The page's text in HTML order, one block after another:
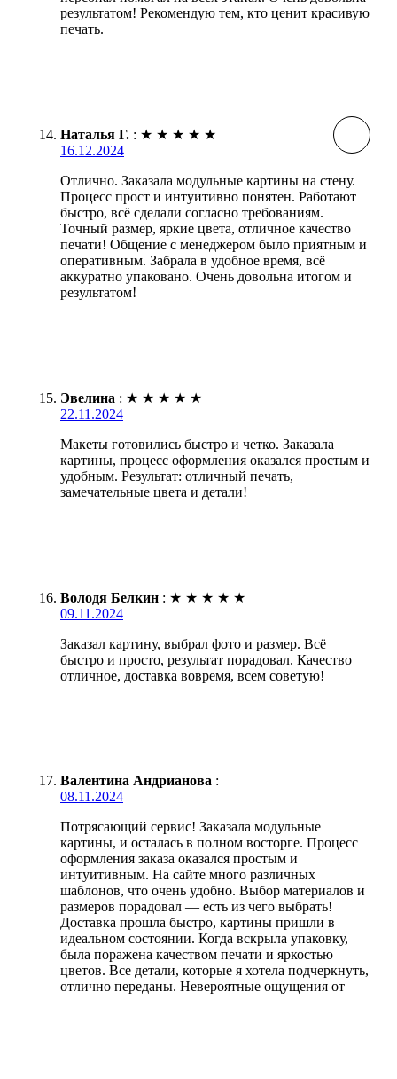
результатом! Рекомендую тем, кто ценит красивую
печать.
Наталья Г. : ★ ★ ★ ★ ★
16.12.2024
Отлично. Заказала модульные картины на стену.
Процесс прост и интуитивно понятен. Работают
быстро, всё сделали согласно требованиям.
Точный размер, яркие цвета, отличное качество
печати! Общение с менеджером было приятным и
оперативным. Забрала в удобное время, всё
аккуратно упаковано. Очень довольна итогом и
результатом!
Эвелина : ★ ★ ★ ★ ★
22.11.2024
Макеты готовились быстро и четко. Заказала
картины, процесс оформления оказался простым и
удобным. Результат: отличный печать,
замечательные цвета и детали!
Володя Белкин : ★ ★ ★ ★ ★
09.11.2024
Заказал картину, выбрал фото и размер. Всё
быстро и просто, результат порадовал. Качество
отличное, доставка вовремя, всем советую!
Валентина Андрианова :
08.11.2024
Потрясающий сервис! Заказала модульные
картины, и осталась в полном восторге. Процесс
оформления заказа оказался простым и
интуитивным. На сайте много различных
шаблонов, что очень удобно. Выбор материалов и
размеров порадовал — есть из чего выбрать!
Доставка прошла быстро, картины пришли в
идеальном состоянии. Когда вскрыла упаковку,
была поражена качеством печати и яркостью
цветов. Все детали, которые я хотела подчеркнуть,
отлично переданы. Невероятные ощущения от